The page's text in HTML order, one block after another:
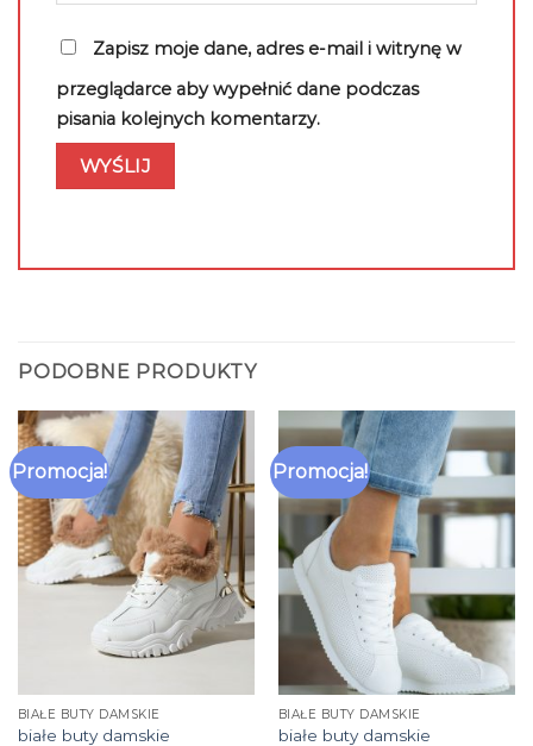
Zapisz moje dane, adres e-mail i witrynę w
przeglądarce aby wypełnić dane podczas
pisania kolejnych komentarzy.
PODOBNE PRODUKTY
Promocja!
BIAŁE BUTY DAMSKIE
białe buty damskie
Promocja!
BIAŁE BUTY DAMSKIE
białe buty damskie